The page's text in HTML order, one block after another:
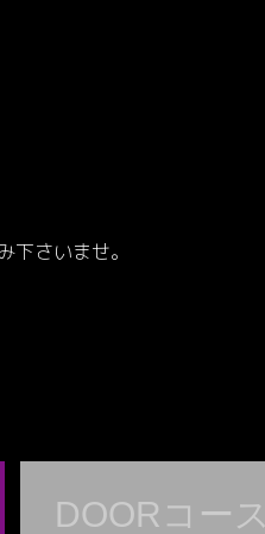
さいませ。
DOORコース